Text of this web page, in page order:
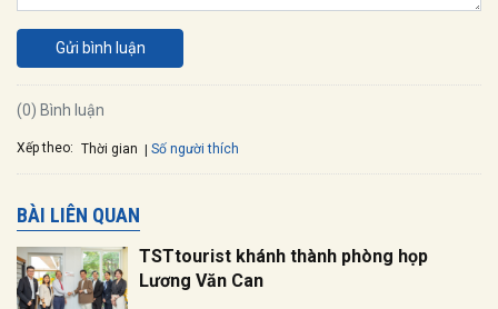
Gửi bình luận
(0) Bình luận
Xếp theo: Thời gian Số người thích
BÀI LIÊN QUAN
TSTtourist khánh thành phòng họp
Lương Văn Can